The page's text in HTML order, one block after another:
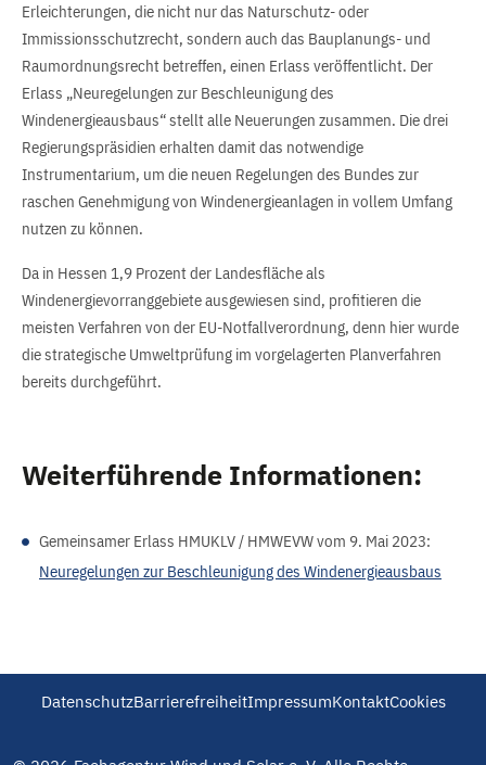
Erleichterungen, die nicht nur das Naturschutz- oder
Immissionsschutzrecht, sondern auch das Bauplanungs- und
Raumordnungsrecht betreffen, einen Erlass veröffentlicht. Der
Erlass „Neuregelungen zur Beschleunigung des
Windenergieausbaus“ stellt alle Neuerungen zusammen. Die drei
Regierungspräsidien erhalten damit das notwendige
Instrumentarium, um die neuen Regelungen des Bundes zur
raschen Genehmigung von Windenergieanlagen in vollem Umfang
nutzen zu können.
Da in Hessen 1,9 Prozent der Landesfläche als
Windenergievorranggebiete ausgewiesen sind, profitieren die
meisten Verfahren von der EU-Notfallverordnung, denn hier wurde
die strategische Umweltprüfung im vorgelagerten Planverfahren
bereits durchgeführt.
Weiterführende Informationen:
Gemeinsamer Erlass HMUKLV / HMWEVW vom 9. Mai 2023:
Neuregelungen zur Beschleunigung des Windenergieausbaus
DatenschutzBarrierefreiheitImpressumKontaktCookies